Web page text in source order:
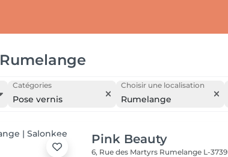
Rumelange
Catégories
Pose vernis
Choisir une localisation
Rumelange
Pink Beauty
6, Rue des Martyrs Rumelange L-3739